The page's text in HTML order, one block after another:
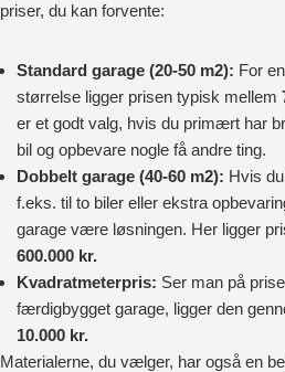
priser, du kan forvente:
Standard garage (20-50 m2): For
størrelse ligger prisen typisk mellem
er et godt valg, hvis du primært har
bil og opbevare nogle få andre ting.
Dobbelt garage (40-60 m2): Hvis
f.eks. til to biler eller ekstra
garage være løsningen. Her ligger
600.000 kr.
Kvadratmeterpris: Ser man på
færdigbygget garage, ligger den
10.000 kr.
Materialerne, du vælger, har også en